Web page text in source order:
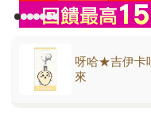
呀哈★吉伊卡
來